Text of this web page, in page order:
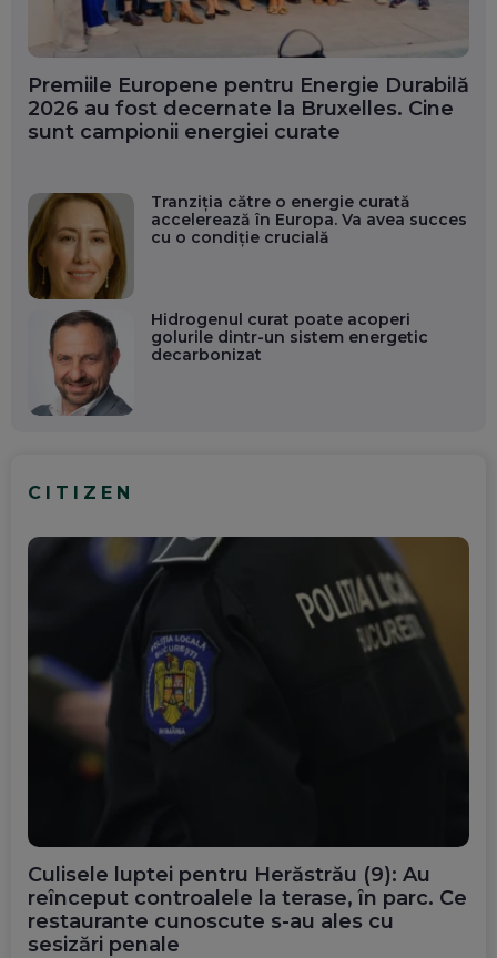
Premiile Europene pentru Energie Durabilă
2026 au fost decernate la Bruxelles. Cine
sunt campionii energiei curate
Tranziția către o energie curată
accelerează în Europa. Va avea succes
cu o condiție crucială
Hidrogenul curat poate acoperi
golurile dintr-un sistem energetic
decarbonizat
CITIZEN
Culisele luptei pentru Herăstrău (9): Au
reînceput controalele la terase, în parc. Ce
restaurante cunoscute s-au ales cu
sesizări penale